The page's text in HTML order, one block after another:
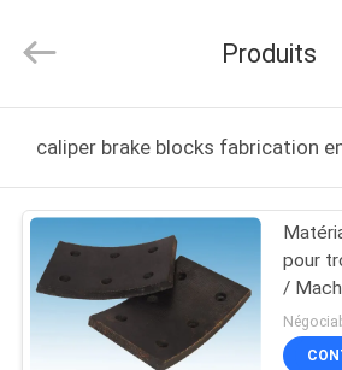
PRODUITS
AU
SUJET
Kebona
Industry
All
Produits
caliper brake blocks fabrication en
pour
/